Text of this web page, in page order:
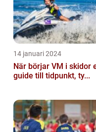
14 januari 2024
När börjar VM i skidor en
guide till tidpunkt, ty...